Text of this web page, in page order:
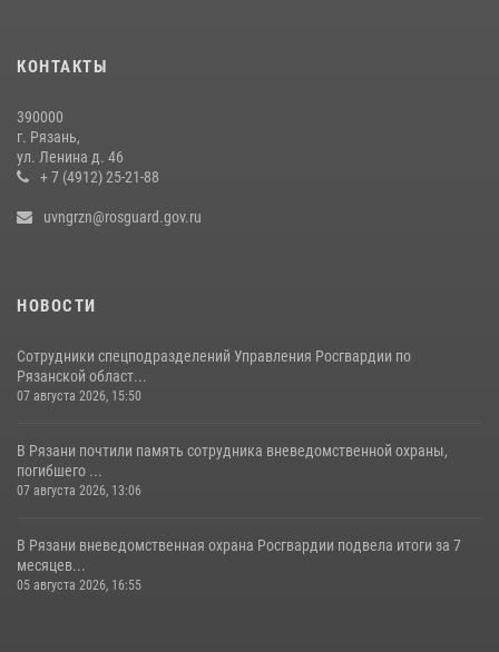
КОНТАКТЫ
390000
г. Рязань,
ул. Ленина д. 46
+ 7 (4912) 25-21-88
uvngrzn@rosguard.gov.ru
НОВОСТИ
Сотрудники спецподразделений Управления Росгвардии по
Рязанской област...
07 августа 2026, 15:50
В Рязани почтили память сотрудника вневедомственной охраны,
погибшего ...
07 августа 2026, 13:06
В Рязани вневедомственная охрана Росгвардии подвела итоги за 7
месяцев...
05 августа 2026, 16:55